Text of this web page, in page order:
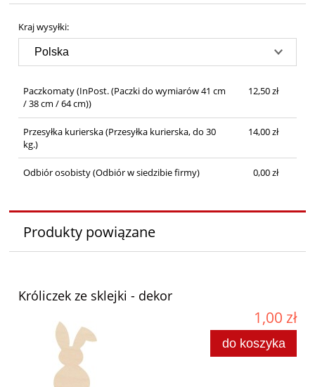
Kraj wysyłki:
Paczkomaty(InPost. (Paczki do wymiarów 41 cm
/ 38 cm / 64 cm))
12,50 zł
Przesyłka kurierska(Przesyłka kurierska, do 30
kg.)
14,00 zł
Odbiór osobisty(Odbiór w siedzibie firmy) 0,00 zł
Produkty powiązane
Króliczek ze sklejki - dekor
1,00 zł
do koszyka